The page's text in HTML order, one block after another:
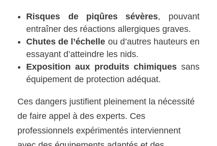
Risques de piqûres sévères, pouvant
entraîner des réactions allergiques graves.
Chutes de l’échelle ou d’autres hauteurs en
essayant d’atteindre les nids.
Exposition aux produits chimiquessans
équipement de protection adéquat.
Ces dangers justifient pleinement la nécessité
de faire appel à des experts. Ces
professionnels expérimentés interviennent